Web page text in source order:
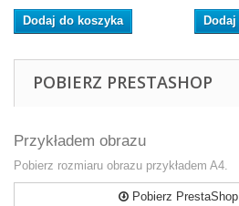
Dodaj do koszyka
POBIERZ PRESTASHOP
Przykładem obrazu
Pobierz rozmiaru obrazu przykładem A4.
Pobierz